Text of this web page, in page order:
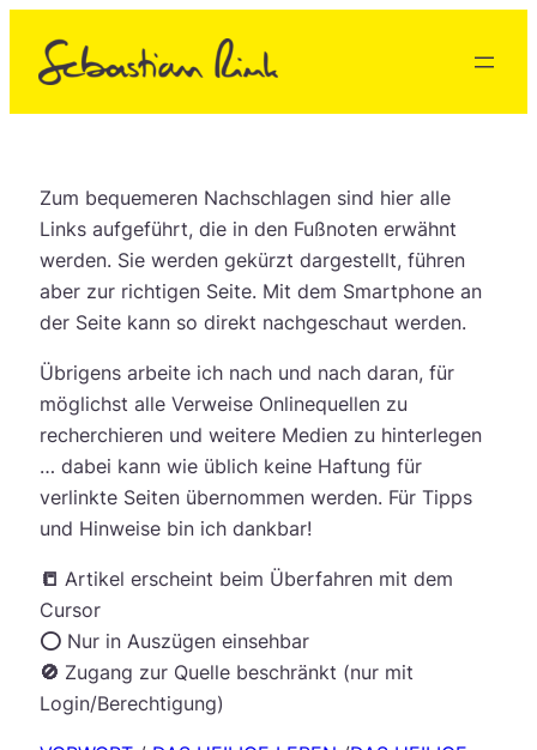
Inhalt
springen
Zum bequemeren Nachschlagen sind hier alle
Links aufgeführt, die in den Fußnoten erwähnt
werden. Sie werden gekürzt dargestellt, führen
aber zur richtigen Seite. Mit dem Smartphone an
der Seite kann so direkt nachgeschaut werden.
Übrigens arbeite ich nach und nach daran, für
möglichst alle Verweise Onlinequellen zu
recherchieren und weitere Medien zu hinterlegen
… dabei kann wie üblich keine Haftung für
verlinkte Seiten übernommen werden. Für Tipps
und Hinweise bin ich dankbar!
📒 Artikel erscheint beim Überfahren mit dem
Cursor
⭕️ Nur in Auszügen einsehbar
🚫 Zugang zur Quelle beschränkt (nur mit
Login/Berechtigung)